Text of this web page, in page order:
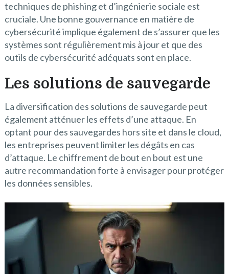
techniques de phishing et d’ingénierie sociale est
cruciale. Une bonne gouvernance en matière de
cybersécurité implique également de s’assurer que les
systèmes sont régulièrement mis à jour et que des
outils de cybersécurité adéquats sont en place.
Les solutions de sauvegarde
La diversification des solutions de sauvegarde peut
également atténuer les effets d’une attaque. En
optant pour des sauvegardes hors site et dans le cloud,
les entreprises peuvent limiter les dégâts en cas
d’attaque. Le chiffrement de bout en bout est une
autre recommandation forte à envisager pour protéger
les données sensibles.